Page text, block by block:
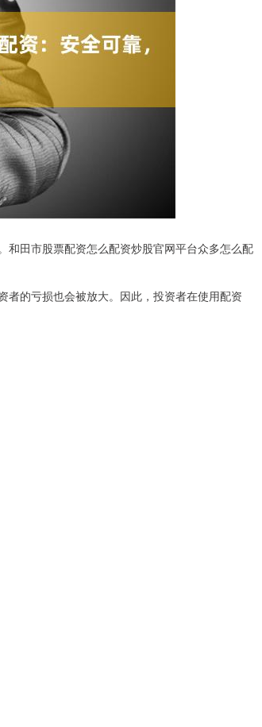
和田市股票配资怎么配资炒股官网平台众多怎么配
者的亏损也会被放大。因此，投资者在使用配资